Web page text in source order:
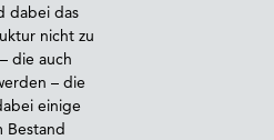
dabei das
nicht zu
die auch
– die
einige
Bestand